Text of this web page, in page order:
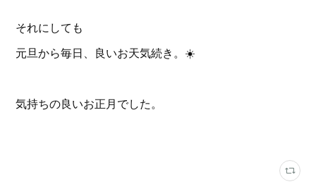
それにしても
元旦から毎日、良いお天気続き。☀️
気持ちの良いお正月でした。